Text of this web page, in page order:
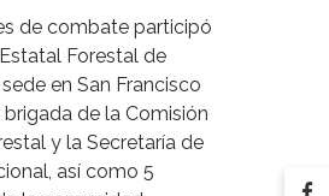
de combate participó
Forestal de
en San Francisco
de la Comisión
y la Secretaría de
así como 5